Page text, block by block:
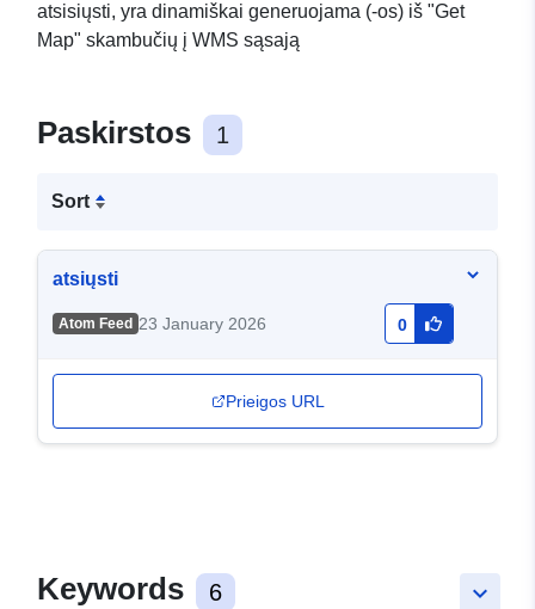
atsisiųsti, yra dinamiškai generuojama (-os) iš "Get
Map" skambučių į WMS sąsają
Paskirstos 1
Sort
atsiųsti
Atom Feed 23 January 2026 0
Prieigos URL
keyboard_arrow_down
Keywords 6